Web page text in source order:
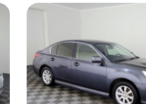
465 kg